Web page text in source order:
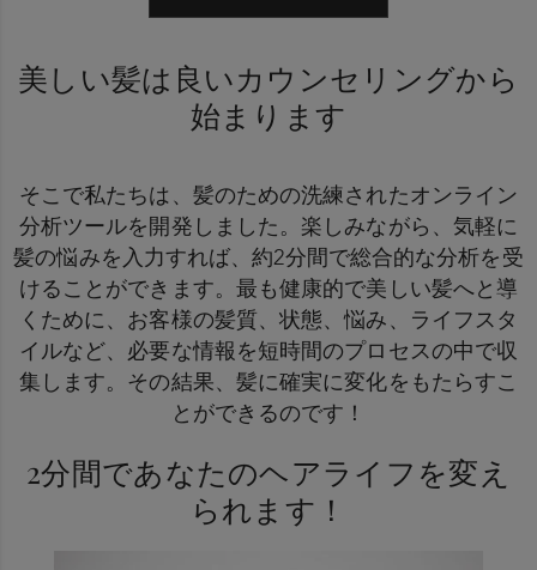
美しい髪は良いカウンセリングから
始まります
そこで私たちは、髪のための洗練されたオンライン
分析ツールを開発しました。楽しみながら、気軽に
髪の悩みを入力すれば、約2分間で総合的な分析を受
けることができます。最も健康的で美しい髪へと導
くために、お客様の髪質、状態、悩み、ライフスタ
イルなど、必要な情報を短時間のプロセスの中で収
集します。その結果、髪に確実に変化をもたらすこ
とができるのです！
2分間であなたのヘアライフを変え
られます！